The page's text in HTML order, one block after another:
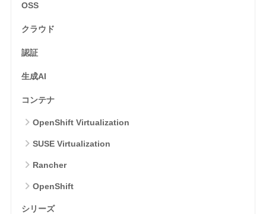
OSS
クラウド
認証
生成AI
コンテナ
OpenShift Virtualization
SUSE Virtualization
Rancher
OpenShift
シリーズ